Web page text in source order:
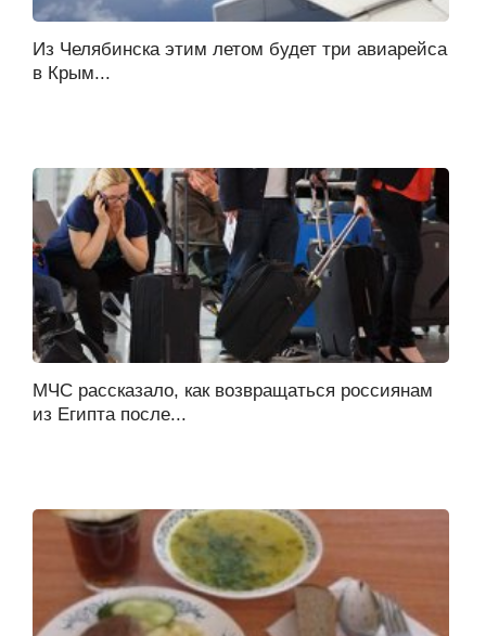
Из Челябинска этим летом будет три авиарейса
в Крым...
МЧС рассказало, как возвращаться россиянам
из Египта после...